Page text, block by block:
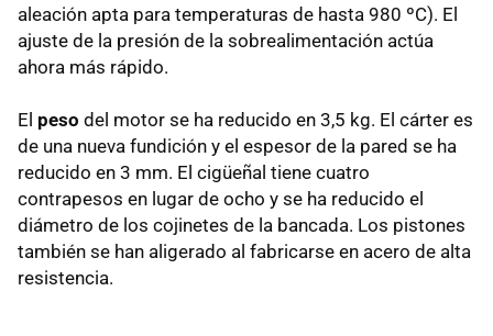
aleación apta para temperaturas de hasta 980 ºC). El
ajuste de la presión de la sobrealimentación actúa
ahora más rápido.
El peso del motor se ha reducido en 3,5 kg. El cárter es
de una nueva fundición y el espesor de la pared se ha
reducido en 3 mm. El cigüeñal tiene cuatro
contrapesos en lugar de ocho y se ha reducido el
diámetro de los cojinetes de la bancada. Los pistones
también se han aligerado al fabricarse en acero de alta
resistencia.